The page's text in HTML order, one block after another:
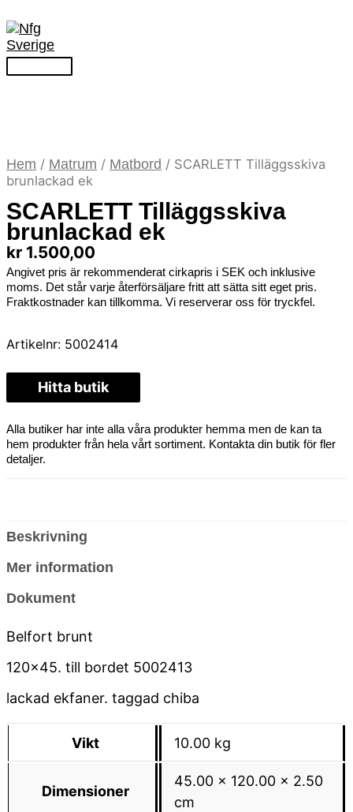
till
innehåll
Huvudmeny
Hem / Matrum / Matbord / SCARLETT Tilläggsskiva
brunlackad ek
SCARLETT Tilläggsskiva
brunlackad ek
kr 1.500,00
Angivet pris är rekommenderat cirkapris i SEK och inklusive
moms. Det står varje återförsäljare fritt att sätta sitt eget pris.
Fraktkostnader kan tillkomma. Vi reserverar oss för tryckfel.
Artikelnr: 5002414
Hitta butik
Alla butiker har inte alla våra produkter hemma men de kan ta
hem produkter från hela vårt sortiment. Kontakta din butik för fler
detaljer.
Beskrivning
Mer information
Dokument
Belfort brunt
120×45. till bordet 5002413
lackad ekfaner. taggad chiba
Vikt 10.00 kg
Dimensioner
45.00 × 120.00 × 2.50
cm